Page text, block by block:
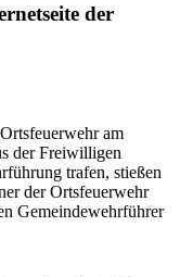
der
am
der Freiwilligen
trafen, stießen
der Ortsfeuerwehr
Gemeindewehrführer